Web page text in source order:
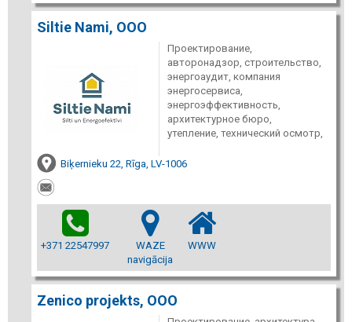
Siltie Nami, ООО
Проектирование,
авторонадзор, строительство,
энергоаудит, компания
энергосервиса,
энергоэффективность,
архитектурное бюро,
утепление, технический осмотр,
Biķernieku 22, Rīga, LV-1006
+371 22547997
WAZE
navigācija
WWW
Zenico projekts, ООО